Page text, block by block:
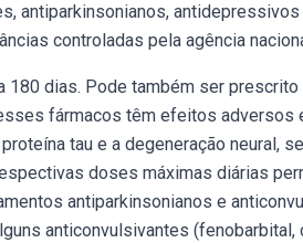
antiparkinsonianos,
controladas pela agência
dias. Pode também ser
fármacos têm efeitos adversos
tau e a degeneração neural,
doses máximas diárias
antiparkinsonianos e
anticonvulsivantes (fenobarbital,